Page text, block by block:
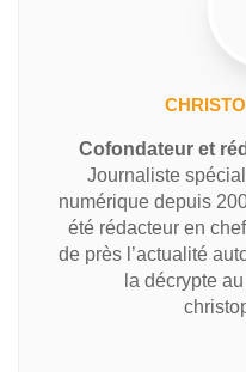
Cofondateur et
Journaliste
numérique depuis
été rédacteur en
de près l’actualité
la décrypte